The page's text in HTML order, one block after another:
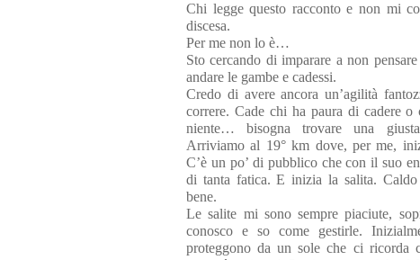
Chi legge questo racconto e non mi
discesa.
Per me non lo è…
Sto cercando di imparare a non
andare le gambe e cadessi.
Credo di avere ancora un’agilità
correre. Cade chi ha paura di cadere
niente… bisogna trovare una
Arriviamo al 19° km dove, per me,
C’è un po’ di pubblico che con il suo
di tanta fatica. E inizia la salita.
bene.
Le salite mi sono sempre piaciute,
conosco e so come gestirle.
proteggono da un sole che ci ricorda